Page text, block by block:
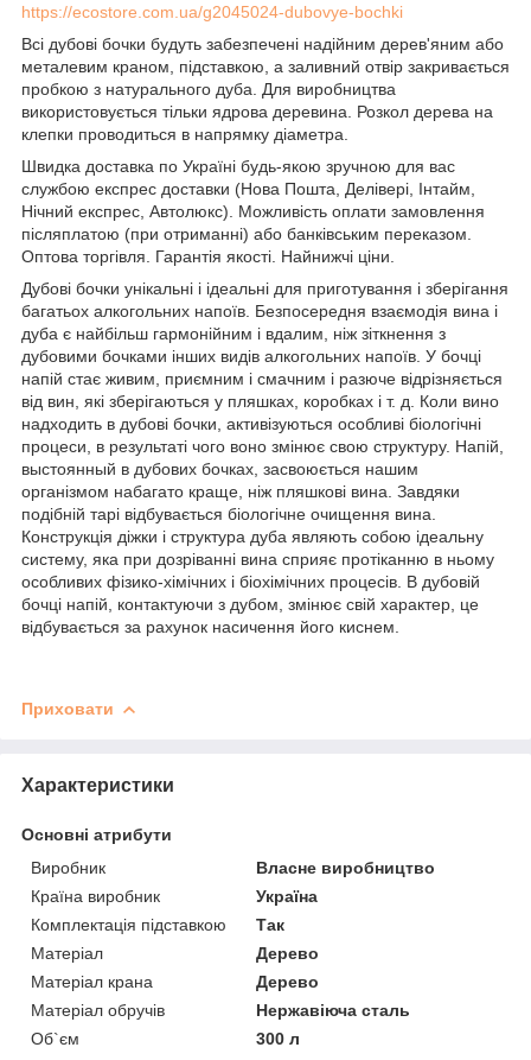
https://ecostore.com.ua/g2045024-dubovye-bochki
Всі дубові бочки будуть забезпечені надійним дерев'яним або
металевим краном, підставкою, а заливний отвір закривається
пробкою з натурального дуба. Для виробництва
використовується тільки ядрова деревина. Розкол дерева на
клепки проводиться в напрямку діаметра.
Швидка доставка по Україні будь-якою зручною для вас
службою експрес доставки (Нова Пошта, Делівері, Інтайм,
Нічний експрес, Автолюкс). Можливість оплати замовлення
післяплатою (при отриманні) або банківським переказом.
Оптова торгівля. Гарантія якості. Найнижчі ціни.
Дубові бочки унікальні і ідеальні для приготування і зберігання
багатьох алкогольних напоїв. Безпосередня взаємодія вина і
дуба є найбільш гармонійним і вдалим, ніж зіткнення з
дубовими бочками інших видів алкогольних напоїв. У бочці
напій стає живим, приємним і смачним і разюче відрізняється
від вин, які зберігаються у пляшках, коробках і т. д. Коли вино
надходить в дубові бочки, активізуються особливі біологічні
процеси, в результаті чого воно змінює свою структуру. Напій,
выстоянный в дубових бочках, засвоюється нашим
організмом набагато краще, ніж пляшкові вина. Завдяки
подібній тарі відбувається біологічне очищення вина.
Конструкція діжки і структура дуба являють собою ідеальну
систему, яка при дозріванні вина сприяє протіканню в ньому
особливих фізико-хімічних і біохімічних процесів. В дубовій
бочці напій, контактуючи з дубом, змінює свій характер, це
відбувається за рахунок насичення його киснем.
Приховати
Характеристики
Основні атрибути
Виробник
Власне виробництво
Країна виробник
Україна
Комплектація підставкою
Так
Матеріал
Дерево
Матеріал крана
Дерево
Матеріал обручів
Нержавіюча сталь
Об`єм
300 л